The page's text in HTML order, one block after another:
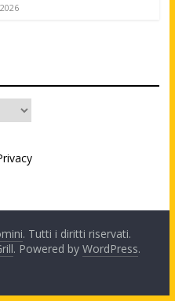
. Tutti i diritti riservati.
. Powered by WordPress.